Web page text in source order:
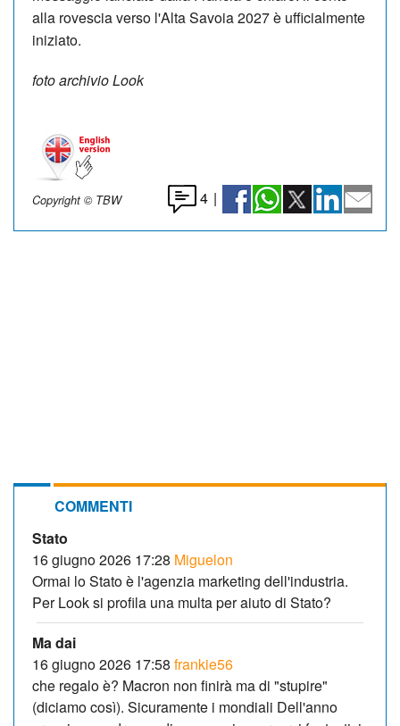
alla rovescia verso l'Alta Savoia 2027 è ufficialmente
iniziato.
foto archivio Look
Copyright © TBW 4 |
COMMENTI
Stato
16 giugno 2026 17:28 Miguelon
Ormai lo Stato è l'agenzia marketing dell'industria.
Per Look si profila una multa per aiuto di Stato?
Ma dai
16 giugno 2026 17:58 frankie56
che regalo è? Macron non finirà ma di "stupire"
(diciamo così). Sicuramente i mondiali Dell'anno